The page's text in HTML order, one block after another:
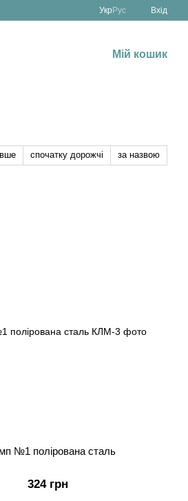
Укр Рус Вхід
Мій кошик
спочатку дорожчі за назвою
№1 полірована сталь
324 грн